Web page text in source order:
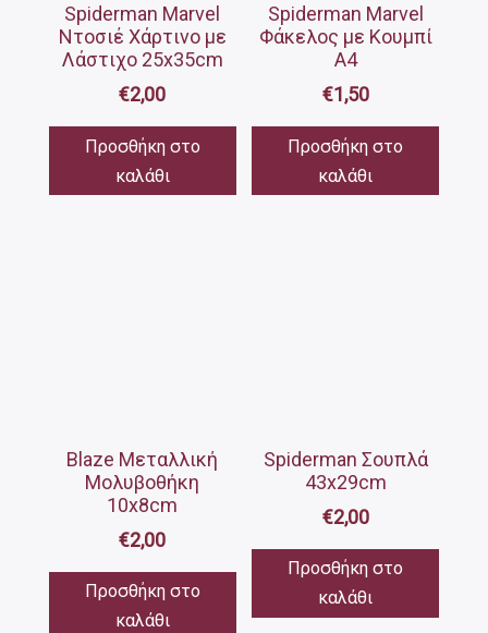
Spiderman Marvel
Ντοσιέ Χάρτινο με
Λάστιχο 25x35cm
€2,00
Προσθήκη στο
καλάθι
Spiderman Marvel
Φάκελος με Κουμπί
Α4
€1,50
Προσθήκη στο
καλάθι
Blaze Μεταλλική
Μολυβοθήκη
10x8cm
€2,00
Προσθήκη στο
καλάθι
Spiderman Σουπλά
43x29cm
€2,00
Προσθήκη στο
καλάθι